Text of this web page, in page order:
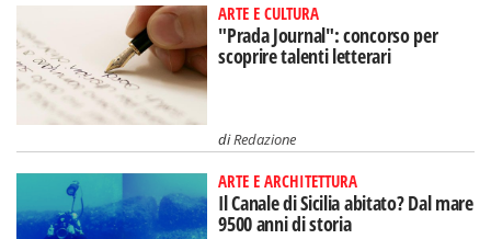
ARTE E CULTURA
"Prada Journal": concorso per
scoprire talenti letterari
diRedazione
ARTE E ARCHITETTURA
Il Canale di Sicilia abitato? Dal mare
9500 anni di storia